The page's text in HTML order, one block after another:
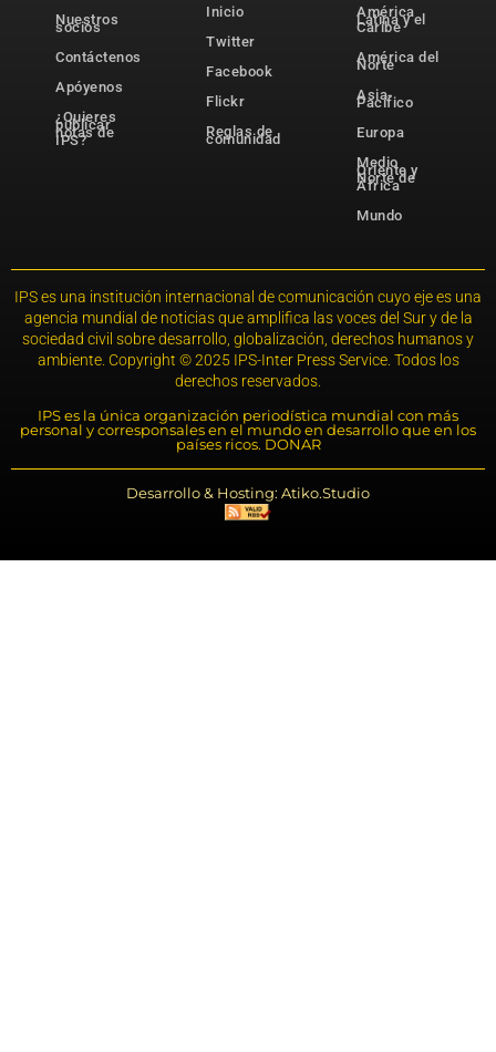
Nuestros
socios
Contáctenos
Apóyenos
¿Quieres
publicar
notas de
IPS?
Inicio
Twitter
Facebook
Flickr
Reglas de
comunidad
América
Latina y el
Caribe
América del
Norte
Asia-
Pacífico
Europa
Medio
Oriente y
Norte de
África
Mundo
IPS es una institución internacional de comunicación cuyo eje es una
agencia mundial de noticias que amplifica las voces del Sur y de la
sociedad civil sobre desarrollo, globalización, derechos humanos y
ambiente. Copyright © 2025 IPS-Inter Press Service. Todos los
derechos reservados.
IPS es la única organización periodística mundial con más
personal y corresponsales en el mundo en desarrollo que en los
países ricos. DONAR
Desarrollo & Hosting: Atiko.Studio